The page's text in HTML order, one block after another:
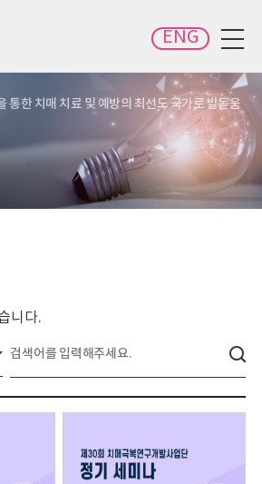
ENG
통한 치매 치료 및 예방의 최선도 국가로 발돋움
니다.